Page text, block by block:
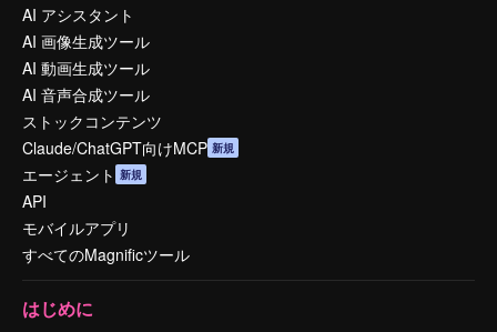
AI アシスタント
AI 画像生成ツール
AI 動画生成ツール
AI 音声合成ツール
ストックコンテンツ
Claude/ChatGPT向けMCP 新規
エージェント 新規
API
モバイルアプリ
すべてのMagnificツール
はじめに